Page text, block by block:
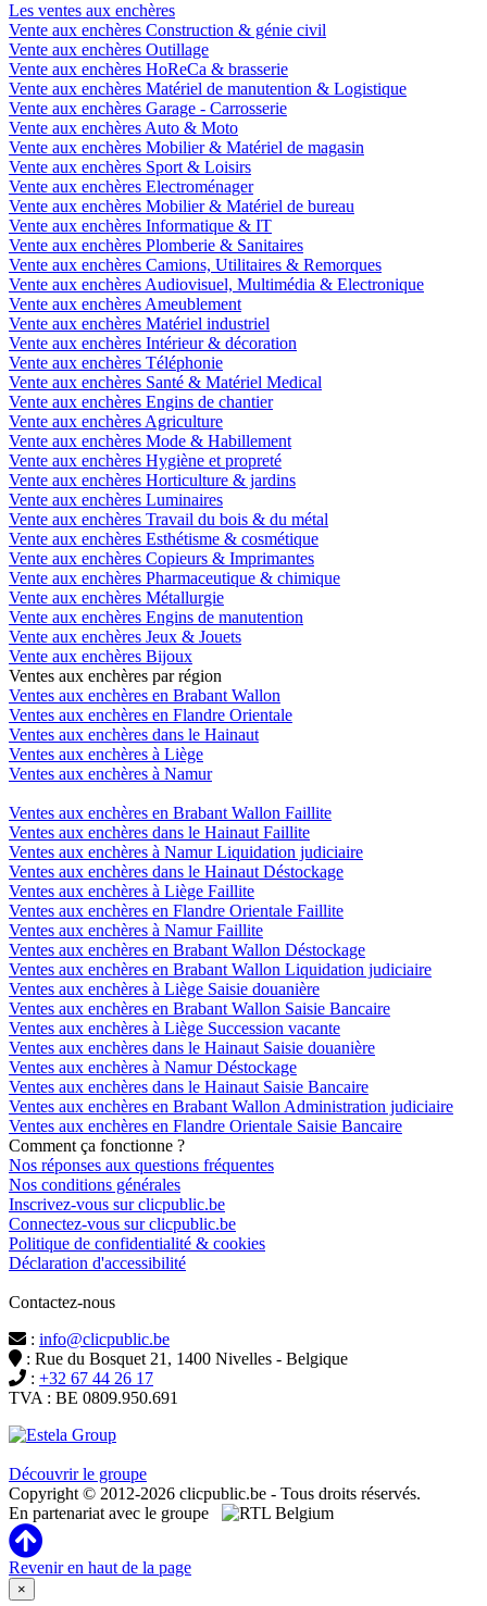
Les ventes aux enchères
Vente aux enchères Construction & génie civil
Vente aux enchères Outillage
Vente aux enchères HoReCa & brasserie
Vente aux enchères Matériel de manutention & Logistique
Vente aux enchères Garage - Carrosserie
Vente aux enchères Auto & Moto
Vente aux enchères Mobilier & Matériel de magasin
Vente aux enchères Sport & Loisirs
Vente aux enchères Electroménager
Vente aux enchères Mobilier & Matériel de bureau
Vente aux enchères Informatique & IT
Vente aux enchères Plomberie & Sanitaires
Vente aux enchères Camions, Utilitaires & Remorques
Vente aux enchères Audiovisuel, Multimédia & Electronique
Vente aux enchères Ameublement
Vente aux enchères Matériel industriel
Vente aux enchères Intérieur & décoration
Vente aux enchères Téléphonie
Vente aux enchères Santé & Matériel Medical
Vente aux enchères Engins de chantier
Vente aux enchères Agriculture
Vente aux enchères Mode & Habillement
Vente aux enchères Hygiène et propreté
Vente aux enchères Horticulture & jardins
Vente aux enchères Luminaires
Vente aux enchères Travail du bois & du métal
Vente aux enchères Esthétisme & cosmétique
Vente aux enchères Copieurs & Imprimantes
Vente aux enchères Pharmaceutique & chimique
Vente aux enchères Métallurgie
Vente aux enchères Engins de manutention
Vente aux enchères Jeux & Jouets
Vente aux enchères Bijoux
Ventes aux enchères par région
Ventes aux enchères en Brabant Wallon
Ventes aux enchères en Flandre Orientale
Ventes aux enchères dans le Hainaut
Ventes aux enchères à Liège
Ventes aux enchères à Namur
Ventes aux enchères en Brabant Wallon Faillite
Ventes aux enchères dans le Hainaut Faillite
Ventes aux enchères à Namur Liquidation judiciaire
Ventes aux enchères dans le Hainaut Déstockage
Ventes aux enchères à Liège Faillite
Ventes aux enchères en Flandre Orientale Faillite
Ventes aux enchères à Namur Faillite
Ventes aux enchères en Brabant Wallon Déstockage
Ventes aux enchères en Brabant Wallon Liquidation judiciaire
Ventes aux enchères à Liège Saisie douanière
Ventes aux enchères en Brabant Wallon Saisie Bancaire
Ventes aux enchères à Liège Succession vacante
Ventes aux enchères dans le Hainaut Saisie douanière
Ventes aux enchères à Namur Déstockage
Ventes aux enchères dans le Hainaut Saisie Bancaire
Ventes aux enchères en Brabant Wallon Administration judiciaire
Ventes aux enchères en Flandre Orientale Saisie Bancaire
Comment ça fonctionne ?
Nos réponses aux questions fréquentes
Nos conditions générales
Inscrivez-vous sur clicpublic.be
Connectez-vous sur clicpublic.be
Politique de confidentialité & cookies
Déclaration d'accessibilité
Contactez-nous
: info@clicpublic.be
: Rue du Bosquet 21, 1400 Nivelles - Belgique
: +32 67 44 26 17
TVA : BE 0809.950.691
Découvrir le groupe
Copyright © 2012-2026 clicpublic.be - Tous droits réservés.
En partenariat avec le groupe
Revenir en haut de la page
×